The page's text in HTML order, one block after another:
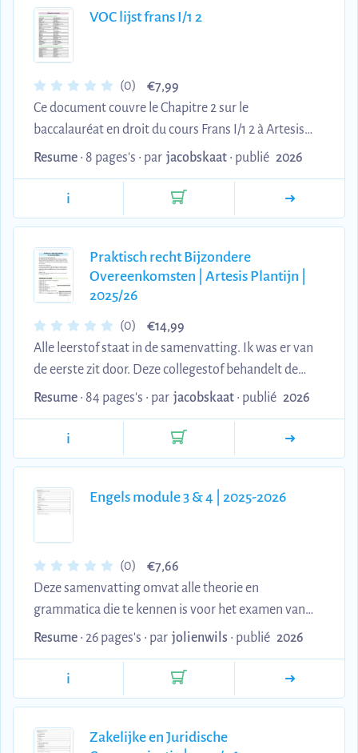
VOC lijst frans I/1 2
(0) €7,99
Ce document couvre le Chapitre 2 sur le
baccalauréat en droit du cours Frans I/1 2 à Artesis
Hogeschool Antwerpen. Il explore les aspects
ses exigences et sa structure académique. Idéal pour
les étudiants en droit qui préparent leurs examens
programme de formation juridique.
Resume • 8 pages's • par jacobskaat • publié 2026
i
Praktisch recht Bijzondere
Overeenkomsten | Artesis Plantijn |
2025/26
(0) €14,99
Alle leerstof staat in de samenvatting. Ik was er van
de eerste zit door. Deze collegestof behandelt de
grondslagen van bijzondere overeenkomsten voor
Hogeschool Antwerpen. De inhoud omvat
kernconcepten zoals contractsvrijheid, aanvullend
door gedetailleerde behandeling van specifieke
lening, bewaargeving, kanscontracten, lastgeving
en dading. Het ma...
Resume • 84 pages's • par jacobskaat • publié 2026
i
Engels module 3 & 4 | 2025-2026
(0) €7,66
Deze samenvatting omvat alle theorie en
grammatica die te kennen is voor het examen van
module 3-4 in het eerste jaar. Let op, er staan
uit het blauwe boekje (English vocabulary in use).
Hiermee heb ik een 17/20 behaald.
Resume • 26 pages's • par jolienwils • publié 2026
i
Zakelijke en Juridische